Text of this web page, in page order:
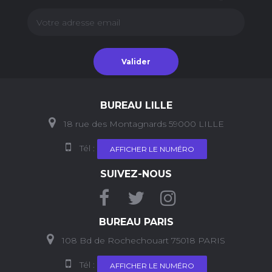
Valider
BUREAU LILLE
18 rue des Montagnards 59000 LILLE
Tél : AFFICHER LE NUMÉRO
SUIVEZ-NOUS
BUREAU PARIS
108 Bd de Rochechouart 75018 PARIS
Tél : AFFICHER LE NUMÉRO